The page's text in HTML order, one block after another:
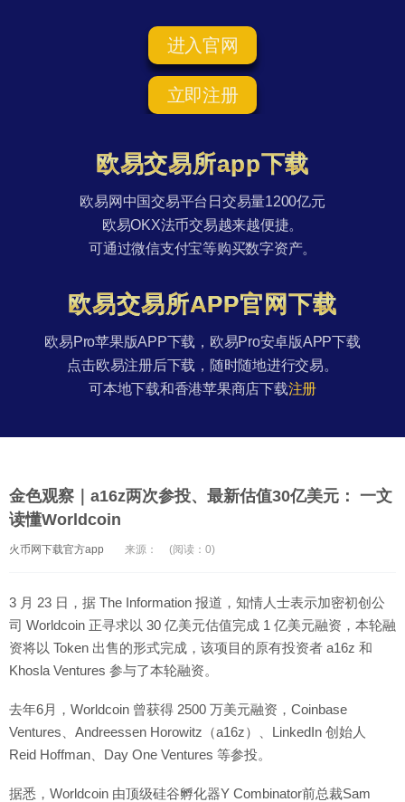
进入官网
立即注册
欧易交易所app下载
欧易网中国交易平台日交易量1200亿元
欧易OKX法币交易越来越便捷。
可通过微信支付宝等购买数字资产。
欧易交易所APP官网下载
欧易Pro苹果版APP下载，欧易Pro安卓版APP下载
点击欧易注册后下载，随时随地进行交易。
可本地下载和香港苹果商店下载注册
金色观察｜a16z两次参投、最新估值30亿美元： 一文
读懂Worldcoin
火币网下载官方app 来源： (阅读：0)
3 月 23 日，据 The Information 报道，知情人士表示加密初创公
司 Worldcoin 正寻求以 30 亿美元估值完成 1 亿美元融资，本轮融
资将以 Token 出售的形式完成，该项目的原有投资者 a16z 和
Khosla Ventures 参与了本轮融资。
去年6月，Worldcoin 曾获得 2500 万美元融资，Coinbase
Ventures、Andreessen Horowitz（a16z）、LinkedIn 创始人
Reid Hoffman、Day One Ventures 等参投。
据悉，Worldcoin 由顶级硅谷孵化器Y Combinator前总裁Sam